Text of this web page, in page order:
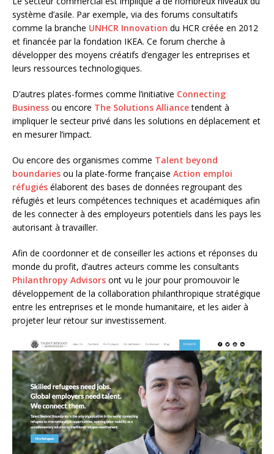
système d’asile. Par exemple, via des forums consultatifs
comme la branche UNHCR Innovation du HCR créée en 2012
et financée par la fondation IKEA. Ce forum cherche à
développer des moyens créatifs d’engager les entreprises et
leurs ressources technologiques.
D’autres plates-formes comme l’initiative Connecting
Business ou encore The Solutions Alliancetendent à
impliquer le secteur privé dans les solutions en déplacement et
en mesurer l’impact.
Ou encore des organismes comme Talent beyond
boundaries ou la plate-forme française Action emploi
réfugiés élaborent des bases de données regroupant des
réfugiés et leurs compétences techniques et académiques afin
de les connecter à des employeurs potentiels dans les pays les
autorisant à travailler.
Afin de coordonner et de conseiller les actions et réponses du
monde du profit, d’autres acteurs comme les consultants
Philanthropy Advisors ont vu le jour pour promouvoir le
développement de la collaboration philanthropique stratégique
entre les entreprises et le monde humanitaire, et les aider à
projeter leur retour sur investissement.